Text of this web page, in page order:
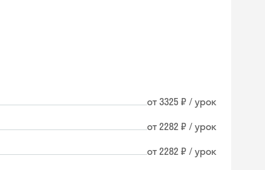
от 3325 ₽ / урок
от 2282 ₽ / урок
от 2282 ₽ / урок